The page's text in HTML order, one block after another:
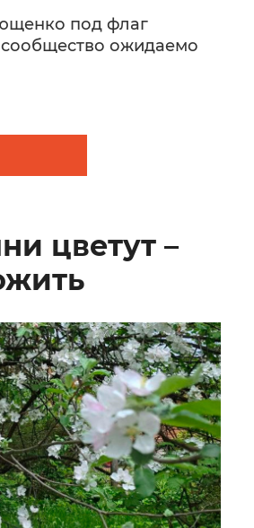
под флаг
ожидаемо
цветут –